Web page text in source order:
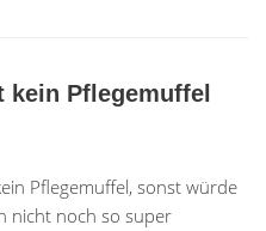
kein Pflegemuffel
Pflegemuffel, sonst würde
nicht noch so super